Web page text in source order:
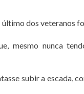
dos veteranos
mesmo nunca
subir a escada,